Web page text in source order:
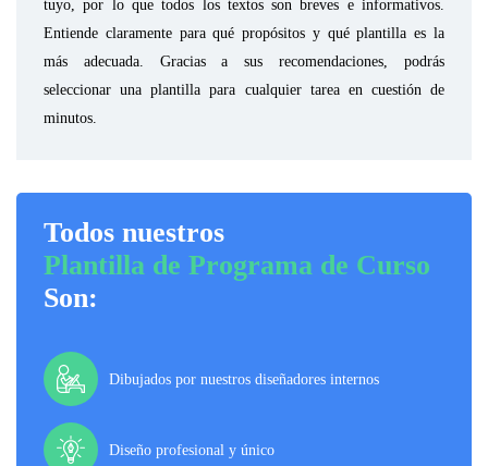
tuyo, por lo que todos los textos son breves e informativos.
Entiende claramente para qué propósitos y qué plantilla es la
más adecuada. Gracias a sus recomendaciones, podrás
seleccionar una plantilla para cualquier tarea en cuestión de
minutos.
Todos nuestros
Plantilla de Programa de Curso
Son:
Dibujados por nuestros diseñadores internos
Diseño profesional y único